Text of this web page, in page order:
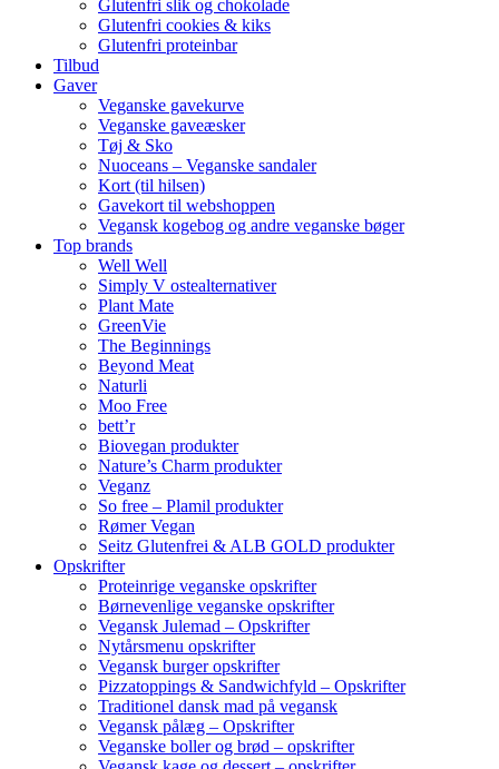
Glutenfri slik og chokolade
Glutenfri cookies & kiks
Glutenfri proteinbar
Tilbud
Gaver
Veganske gavekurve
Veganske gaveæsker
Tøj & Sko
Nuoceans – Veganske sandaler
Kort (til hilsen)
Gavekort til webshoppen
Vegansk kogebog og andre veganske bøger
Top brands
Well Well
Simply V ostealternativer
Plant Mate
GreenVie
The Beginnings
Beyond Meat
Naturli
Moo Free
bett’r
Biovegan produkter
Nature’s Charm produkter
Veganz
So free – Plamil produkter
Rømer Vegan
Seitz Glutenfrei & ALB GOLD produkter
Opskrifter
Proteinrige veganske opskrifter
Børnevenlige veganske opskrifter
Vegansk Julemad – Opskrifter
Nytårsmenu opskrifter
Vegansk burger opskrifter
Pizzatoppings & Sandwichfyld – Opskrifter
Traditionel dansk mad på vegansk
Vegansk pålæg – Opskrifter
Veganske boller og brød – opskrifter